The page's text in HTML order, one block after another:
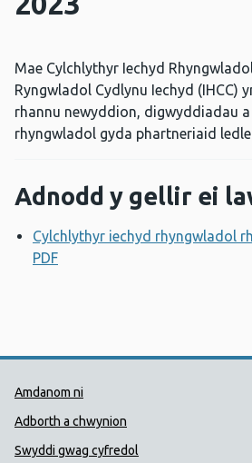
Mae Cylchlythyr Iechyd
Ryngwladol Cydlynu Iechyd (IHCC)
rhannu newyddion, digwyddiadau
rhyngwladol gyda phartneriaid
Adnodd y gellir ei
Cylchlythyr iechyd rhyngwladol
PDF
Dolenni Cymorth
Amdanom ni
Adborth a chwynion
Swyddi gwag cyfredol